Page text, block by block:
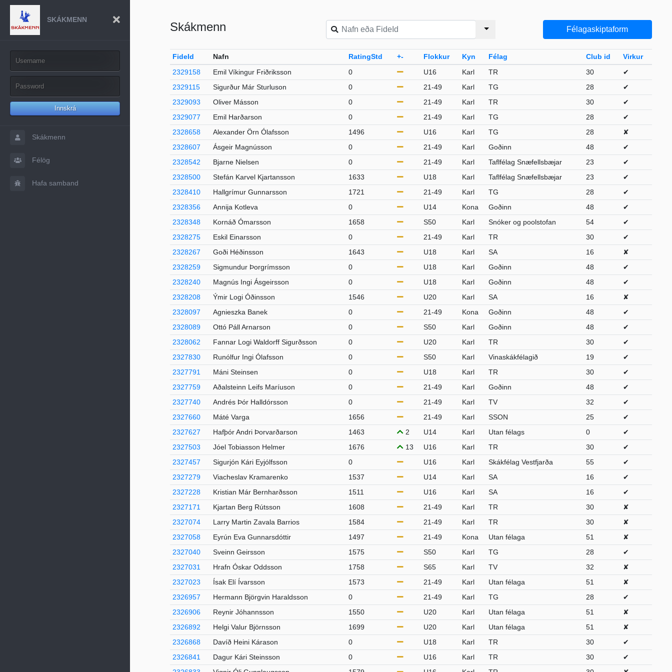
SKÁKMENN
Innskrá
Skákmenn
Félög
Hafa samband
Skákmenn Félagaskiptaform
FideId Nafn RatingStd +- Flokkur Kyn Félag Club id
Virkur
2329158
Emil Víkingur Friðriksson 0 U16 Karl TR 30
✔
2329115
Sigurður Már Sturluson 0 21-49 Karl TG 28
✔
2329093
Oliver Másson 0 21-49 Karl TR 30
✔
2329077
Emil Harðarson 0 21-49 Karl TG 28
✔
2328658
Alexander Örn Ólafsson 1496 U16 Karl TG 28
✘
2328607
Ásgeir Magnússon 0 21-49 Karl Goðinn 48
✔
2328542
Bjarne Nielsen 0 21-49 Karl Taflfélag Snæfellsbæjar 23
✔
2328500
Stefán Karvel Kjartansson 1633 U18 Karl Taflfélag Snæfellsbæjar 23
✔
2328410
Hallgrímur Gunnarsson 1721 21-49 Karl TG 28
✔
2328356
Annija Kotleva 0 U14 Kona Goðinn 48
✔
2328348
Kornáð Ómarsson 1658 S50 Karl Snóker og poolstofan 54
✔
2328275
Eskil Einarsson 0 21-49 Karl TR 30
✔
2328267
Goði Héðinsson 1643 U18 Karl SA 16
✘
2328259
Sigmundur Þorgrímsson 0 U18 Karl Goðinn 48
✔
2328240
Magnús Ingi Ásgeirsson 0 U18 Karl Goðinn 48
✔
2328208
Ýmir Logi Óðinsson 1546 U20 Karl SA 16
✘
2328097
Agnieszka Banek 0 21-49 Kona Goðinn 48
✔
2328089
Ottó Páll Arnarson 0 S50 Karl Goðinn 48
✔
2328062
Fannar Logi Waldorff Sigurðsson 0 U20 Karl TR 30
✔
2327830
Runólfur Ingi Ólafsson 0 S50 Karl Vinaskákfélagið 19
✔
2327791
Máni Steinsen 0 U18 Karl TR 30
✔
2327759
Aðalsteinn Leifs Maríuson 0 21-49 Karl Goðinn 48
✔
2327740
Andrés Þór Halldórsson 0 21-49 Karl TV 32
✔
2327660
Máté Varga 1656 21-49 Karl SSON 25
✔
2327627
Hafþór Andri Þorvarðarson 1463 2 U14 Karl Utan félags 0
✔
2327503
Jóel Tobiasson Helmer 1676 13 U16 Karl TR 30
✔
2327457
Sigurjón Kári Eyjólfsson 0 U16 Karl Skákfélag Vestfjarða 55
✔
2327279
Viacheslav Kramarenko 1537 U14 Karl SA 16
✔
2327228
Kristian Már Bernharðsson 1511 U16 Karl SA 16
✔
2327171
Kjartan Berg Rútsson 1608 21-49 Karl TR 30
✘
2327074
Larry Martin Zavala Barrios 1584 21-49 Karl TR 30
✘
2327058
Eyrún Eva Gunnarsdóttir 1497 21-49 Kona Utan félaga 51
✘
2327040
Sveinn Geirsson 1575 S50 Karl TG 28
✔
2327031
Hrafn Óskar Oddsson 1758 S65 Karl TV 32
✘
2327023
Ísak Elí Ívarsson 1573 21-49 Karl Utan félaga 51
✘
2326957
Hermann Björgvin Haraldsson 0 21-49 Karl TG 28
✔
2326906
Reynir Jóhannsson 1550 U20 Karl Utan félaga 51
✘
2326892
Helgi Valur Björnsson 1699 U20 Karl Utan félaga 51
✘
2326868
Davíð Heini Kárason 0 U18 Karl TR 30
✔
2326841
Dagur Kári Steinsson 0 U16 Karl TR 30
✔